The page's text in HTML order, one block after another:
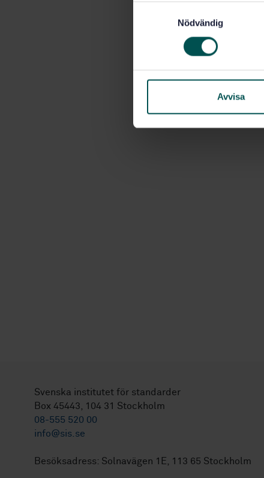
s
Nödvändig
Avvisa
Svenska institutet för standarder
Box 45443, 104 31 Stockholm
08-555 520 00
info@sis.se
Besöksadress: Solnavägen 1E, 113 65 Stockholm